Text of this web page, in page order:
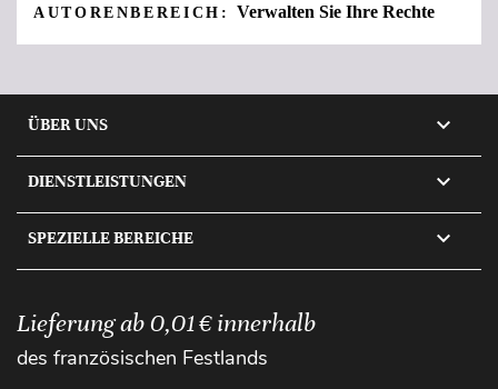
AUTORENBEREICH: Verwalten Sie Ihre Rechte
ÜBER UNS 
DIENSTLEISTUNGEN 
SPEZIELLE BEREICHE 
Lieferung ab 0,01 € innerhalb
des französischen Festlands